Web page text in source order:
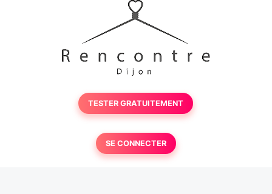
TESTER GRATUITEMENT
SE CONNECTER